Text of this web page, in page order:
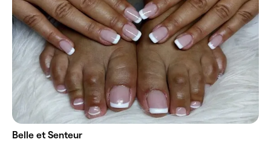
Belle et Senteur